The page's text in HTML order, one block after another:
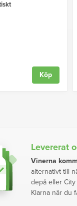
Köp
Levererat
Vinerna
alternativt till
depå eller
Klarna när du